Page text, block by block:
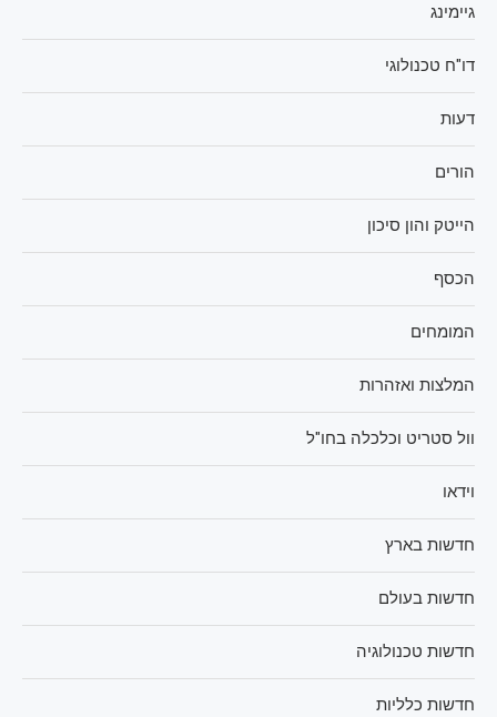
גיימינג
דו"ח טכנולוגי
דעות
הורים
הייטק והון סיכון
הכסף
המומחים
המלצות ואזהרות
וול סטריט וכלכלה בחו"ל
וידאו
חדשות בארץ
חדשות בעולם
חדשות טכנולוגיה
חדשות כלליות